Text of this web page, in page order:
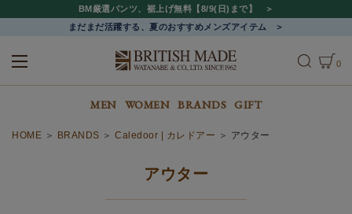
BM厳選パンツ、裾上げ無料【8/9(日)まで】
まだまだ活躍する、夏のおすすめメンズアイテム
0
MEN WOMEN BRANDS GIFT
HOME BRANDS Caledoor | カレドアー アウター
アウター